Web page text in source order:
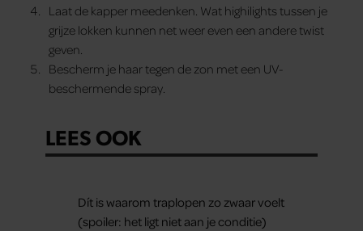
Laat de kapper meedenken. Wat highilights tussen je
grijze lokken kunnen net weer even een andere twist
geven.
Bescherm je haar tegen de zon met een UV-
beschermende spray.
LEES OOK
Dít is waarom traplopen zo zwaar voelt
(spoiler: het ligt niet aan je conditie)